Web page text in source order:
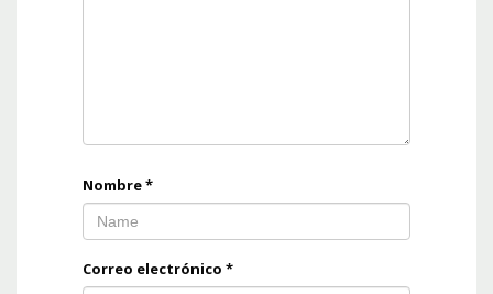
Nombre*
Correo electrónico *